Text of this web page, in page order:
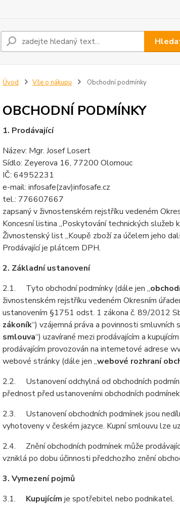
Úvod Vše o nákupu Obchodní podmínky
OBCHODNÍ PODMÍNKY
1. Prodávající
Název: Mgr. Josef Losert
Sídlo: Zeyerova 16, 77200 Olomouc
IČ: 64952231
e-mail: infosafe(zav)infosafe.cz
tel.: 776607667
zapsaný v živnostenském rejstříku vedeném
Koncesní listina „Poskytování technických
Živnostenský list „Koupě zboží za účelem jeho
Prodávající je plátcem DPH.
2. Základní ustanovení
2.1. Tyto obchodní podmínky (dále jen „
živnostenském rejstříku vedeném Okresním
ustanovením §1751 odst. 1 zákona č. 89/2012
zákoník“) vzájemná práva a povinnosti
smlouva“) uzavírané mezi prodávajícím a
prodávajícím provozován na internetové adrese
webové stránky (dále jen „webové rozhraní
2.2. Ustanovení odchylná od obchodních
přednost před ustanoveními obchodních
2.3. Ustanovení obchodních podmínek jsou
vyhotoveny v českém jazyce. Kupní smlouvu lze
2.4. Znění obchodních podmínek může
vzniklá po dobu účinnosti předchozího znění
3. Vymezení pojmů
3.1. Kupujícím je spotřebitel nebo podnikatel.